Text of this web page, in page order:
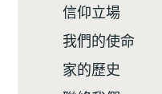
信仰立場
我們的使命
家的歷史